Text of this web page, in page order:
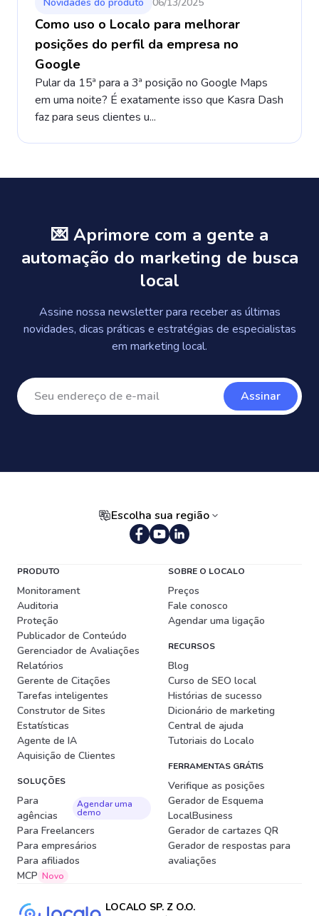
Como uso o Localo para melhorar
posições do perfil da empresa no
Google
Pular da 15ª para a 3ª posição no Google Maps
em uma noite? É exatamente isso que Kasra Dash
faz para seus clientes u...
💌 Aprimore com a gente a
automação do marketing de busca
local
Assine nossa newsletter para receber as últimas
novidades, dicas práticas e estratégias de especialistas
em marketing local.
Assinar
Escolha sua região
PRODUTO
Monitorament
Auditoria
Proteção
Publicador de Conteúdo
Gerenciador de Avaliações
Relatórios
Gerente de Citações
Tarefas inteligentes
Construtor de Sites
Estatísticas
Agente de IA
Aquisição de Clientes
SOLUÇÕES
Para
agências
Agendar uma
demo
Para Freelancers
Para empresários
Para afiliados
MCP Novo
SOBRE O LOCALO
Preços
Fale conosco
Agendar uma ligação
RECURSOS
Blog
Curso de SEO local
Histórias de sucesso
Dicionário de marketing
Central de ajuda
Tutoriais do Localo
FERRAMENTAS GRÁTIS
Verifique as posições
Gerador de Esquema
LocalBusiness
Gerador de cartazes QR
Gerador de respostas para
avaliações
LOCALO SP. Z O.O.